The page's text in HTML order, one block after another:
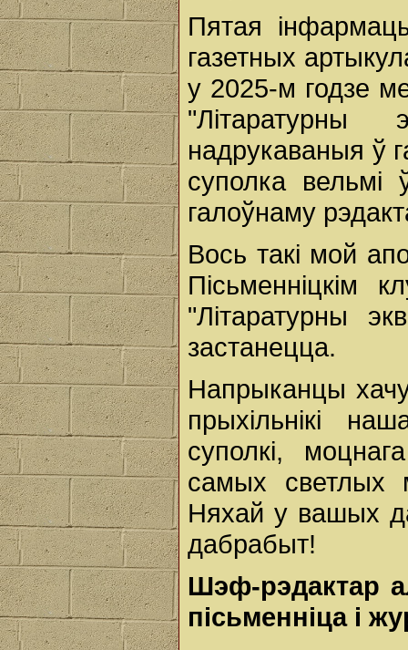
Пятая
газетных
у 2025-м годзе
надрукаваныя ў
суполка вельмі
галоўнаму
Вось такі мой
Пісьменніцкім
"Літаратурны
застанецца.
Напрыканцы
прыхільнікі
суполкі,
самых светлых
Няхай у вашых
дабрабыт!
Шэф-рэдактар
пісьменніца і